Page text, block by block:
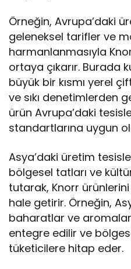
Örneğin, Avrupa’daki
geleneksel tarifler ve
harmanlanmasıyla
ortaya çıkarır. Burada
büyük bir kısmı yerel
ve sıkı denetimlerden
ürün Avrupa’daki
standartlarına uygun
Asya’daki üretim
bölgesel tatları ve
tutarak, Knorr
hale getirir. Örneğin,
baharatlar ve
entegre edilir ve
tüketicilere hitap eder.